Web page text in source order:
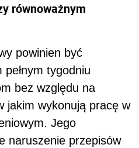
równoważnym
powinien być
tygodniu
bez względu na
jakim wykonują pracę w
Jego
naruszenie przepisów